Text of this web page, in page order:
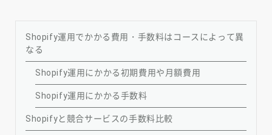
Shopify運用でかかる費用・手数料はコースによって異
なる
Shopify運用にかかる初期費用や月額費用
Shopify運用にかかる手数料
Shopifyと競合サービスの手数料比較